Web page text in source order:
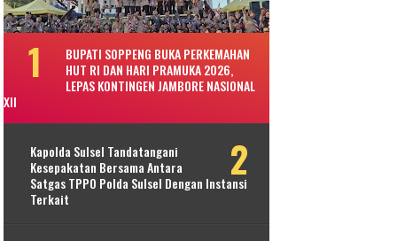
BUPATI SOPPENG BUKA PERKEMAHAN
HUT RI DAN HARI PRAMUKA 2026,
LEPAS KONTINGEN JAMBORE NASIONAL
XII
Kapolda Sulsel Tandatangani
Kesepakatan Bersama Antara
Satgas TPPO Polda Sulsel Dengan Instansi
Terkait